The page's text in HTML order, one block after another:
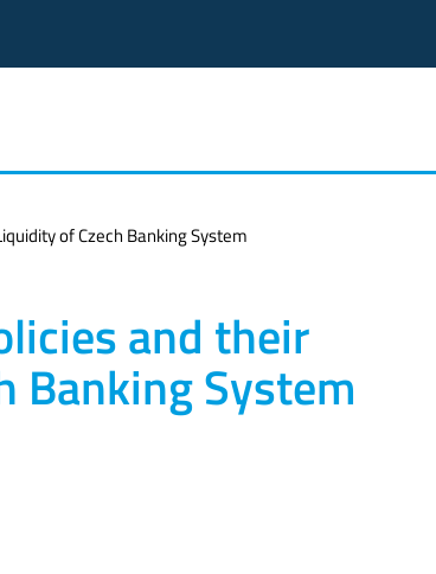
of Czech Banking System
and their
Banking System